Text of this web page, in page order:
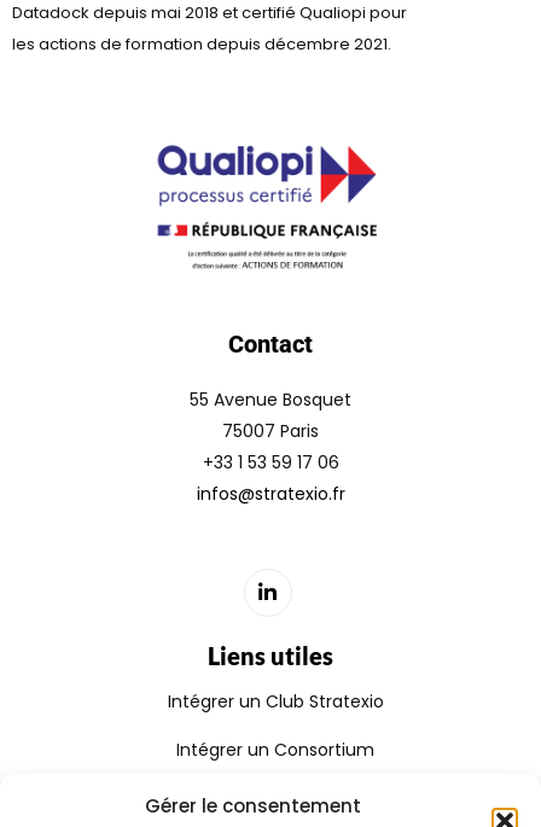
Gérer le consentement
Datadock depuis mai 2018 et certifié Qualiopi pour
les actions de formation depuis décembre 2021.
Contact
55 Avenue Bosquet
75007 Paris
+33 1 53 59 17 06
infos@stratexio.fr
Liens utiles
Intégrer un Club Stratexio
Intégrer un Consortium
Rejoindre le Réseau Stratexio